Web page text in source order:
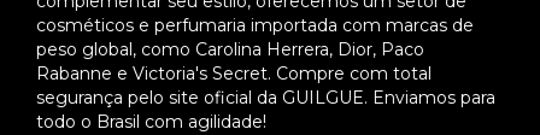
cosméticos e perfumaria importada com marcas de
peso global, como Carolina Herrera, Dior, Paco
Rabanne e Victoria's Secret. Compre com total
segurança pelo site oficial da GUILGUE. Enviamos para
todo o Brasil com agilidade!